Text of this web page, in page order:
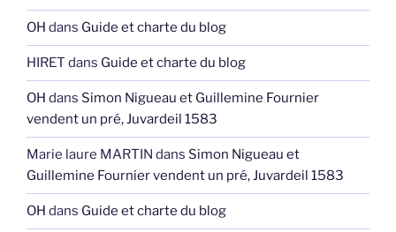
OH dans Guide et charte du blog
HIRET dans Guide et charte du blog
OH dans Simon Nigueau et Guillemine Fournier
vendent un pré, Juvardeil 1583
Marie laure MARTIN dans Simon Nigueau et
Guillemine Fournier vendent un pré, Juvardeil 1583
OH dans Guide et charte du blog